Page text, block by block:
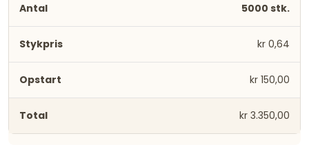
5000 stk.
kr 0,64
kr 150,00
kr 3.350,00